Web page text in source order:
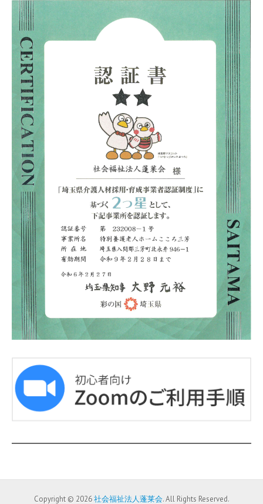
Copyright © 2026社会福祉法人蓬莱会. All Rights Reserved.